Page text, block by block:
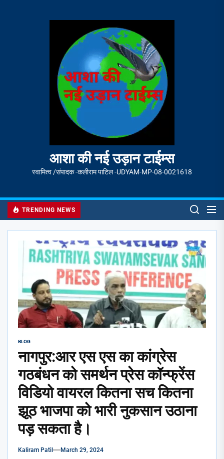
आशा की नई उड़ान टाईम्स
स्वामित्व /संपादक -कलीराम पाटिल -UDYAM-MP-08-0021618
TRENDING NEWS
BLOG
नागपुर:आर एस एस का कांग्रेस
गठबंधन को समर्थन प्रेस कॉन्फ्रेंस
विडियो वायरल कितना सच कितना
झूठ भाजपा को भारी नुकसान उठाना
पड़ सकता है।
Kaliram Patil March 29, 2024